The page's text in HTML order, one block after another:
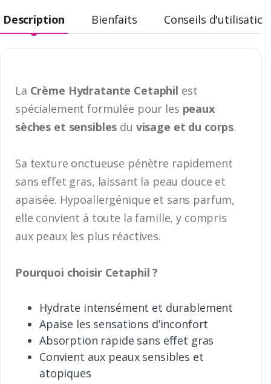
Description Bienfaits Conseils d'utilisation
La Crème Hydratante Cetaphil est
spécialement formulée pour les peaux
sèches et sensibles du visage et du corps.
Sa texture onctueuse pénètre rapidement
sans effet gras, laissant la peau douce et
apaisée. Hypoallergénique et sans parfum,
elle convient à toute la famille, y compris
aux peaux les plus réactives.
Pourquoi choisir Cetaphil ?
Hydrate intensément et durablement
Apaise les sensations d’inconfort
Absorption rapide sans effet gras
Convient aux peaux sensibles et
atopiques